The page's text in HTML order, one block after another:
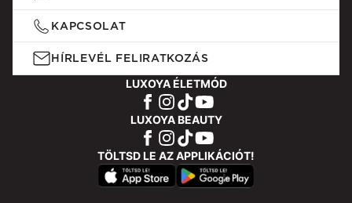
KAPCSOLAT
HÍRLEVÉL FELIRATKOZÁS
LUXOYA ÉLETMÓD
LUXOYA BEAUTY
TÖLTSD LE AZ APPLIKÁCIÓT!